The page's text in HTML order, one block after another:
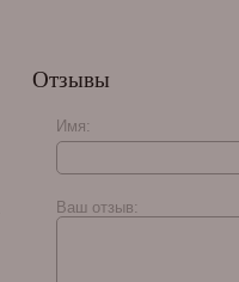
Gurkha Ghost Angel
Tubos
Отзывы
Имя:
Ваш отзыв: